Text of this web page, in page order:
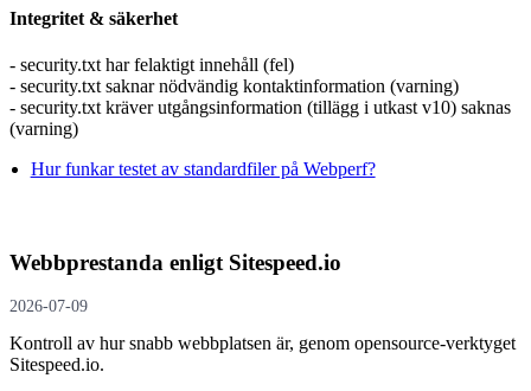
Integritet & säkerhet
- security.txt har felaktigt innehåll (fel)
- security.txt saknar nödvändig kontaktinformation (varning)
- security.txt kräver utgångsinformation (tillägg i utkast v10) saknas
(varning)
Hur funkar testet av standardfiler på Webperf?
Webbprestanda enligt Sitespeed.io
2026-07-09
Kontroll av hur snabb webbplatsen är, genom opensource-verktyget
Sitespeed.io.